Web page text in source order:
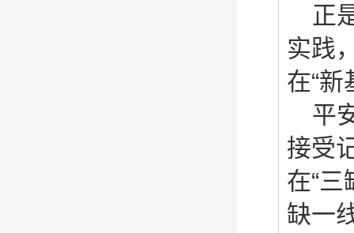
正
实践
在“
平
接受
在“
缺一